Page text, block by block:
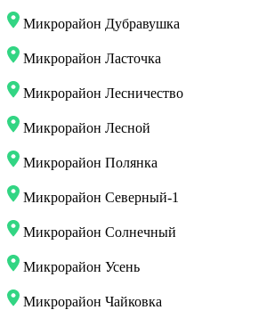
Микрорайон Дубравушка
Микрорайон Ласточка
Микрорайон Лесничество
Микрорайон Лесной
Микрорайон Полянка
Микрорайон Северный-1
Микрорайон Солнечный
Микрорайон Усень
Микрорайон Чайковка